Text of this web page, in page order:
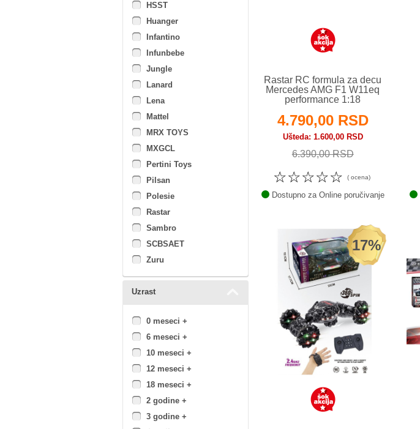
HSST
Huanger
Infantino
Infunbebe
Jungle
Lanard
Lena
Mattel
MRX TOYS
MXGCL
Pertini Toys
Pilsan
Polesie
Rastar
Sambro
SCBSAET
Zuru
Uzrast
0 meseci +
6 meseci +
10 meseci +
12 meseci +
18 meseci +
2 godine +
3 godine +
Rastar RC formula za decu
Mercedes AMG F1 W11eq
performance 1:18
4.790,00 RSD
Ušteda 1.600,00 RSD
6.390,00 RSD
☆
☆
☆
☆
☆ ( ocena)
Dostupno za Online poručivanje
17%